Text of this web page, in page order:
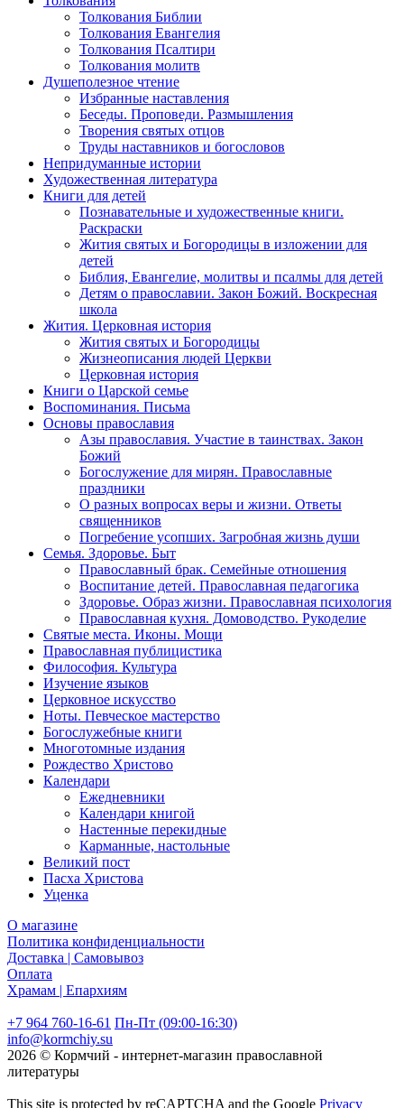
Толкования Библии
Толкования Евангелия
Толкования Псалтири
Толкования молитв
Душеполезное чтение
Избранные наставления
Беседы. Проповеди. Размышления
Творения святых отцов
Труды наставников и богословов
Непридуманные истории
Художественная литература
Книги для детей
Познавательные и художественные книги.
Раскраски
Жития святых и Богородицы в изложении для
детей
Библия, Евангелие, молитвы и псалмы для детей
Детям о православии. Закон Божий. Воскресная
школа
Жития. Церковная история
Жития святых и Богородицы
Жизнеописания людей Церкви
Церковная история
Книги о Царской семье
Воспоминания. Письма
Основы православия
Азы православия. Участие в таинствах. Закон
Божий
Богослужение для мирян. Православные
праздники
О разных вопросах веры и жизни. Ответы
священников
Погребение усопших. Загробная жизнь души
Семья. Здоровье. Быт
Православный брак. Семейные отношения
Воспитание детей. Православная педагогика
Здоровье. Образ жизни. Православная психология
Православная кухня. Домоводство. Рукоделие
Святые места. Иконы. Мощи
Православная публицистика
Философия. Культура
Изучение языков
Церковное искусство
Ноты. Певческое мастерство
Богослужебные книги
Многотомные издания
Рождество Христово
Календари
Ежедневники
Календари книгой
Настенные перекидные
Карманные, настольные
Великий пост
Пасха Христова
Уценка
О магазине
Политика конфиденциальности
Доставка | Самовывоз
Оплата
Храмам | Епархиям
+7 964 760-16-61 Пн-Пт (09:00-16:30)
info@kormchiy.su
2026 © Кормчий - интернет-магазин православной
литературы
This site is protected by reCAPTCHA and the Google Privacy